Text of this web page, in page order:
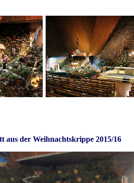
aus der Weihnachtskrippe 2015/16